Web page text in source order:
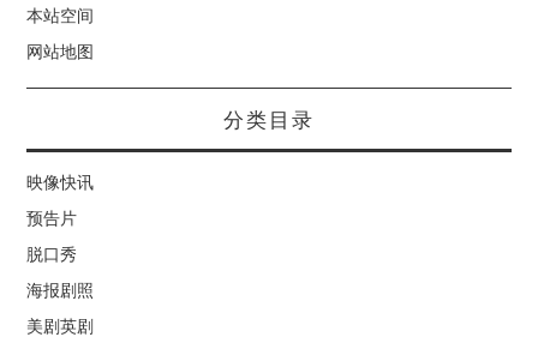
本站空间
网站地图
分类目录
映像快讯
预告片
脱口秀
海报剧照
美剧英剧